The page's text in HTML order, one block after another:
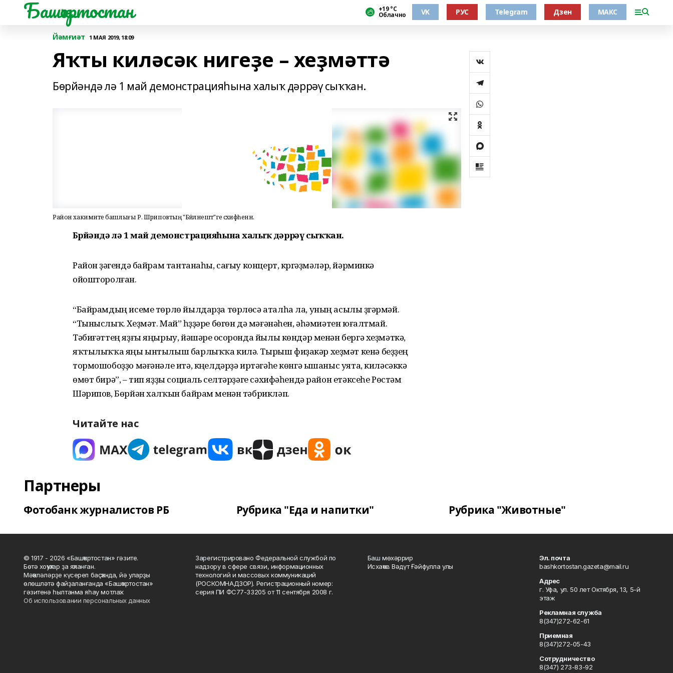
Башҡортостан +19 °С
Облачно VK РУС Telegram Дзен МАКС
Йәмғиәт 1 МАЯ 2019, 18:09
Яҡты киләсәк нигеҙе – хеҙмәттә
Бөрйәндә лә 1 май демонстрацияһына халыҡ дәррәү сыҡҡан.
Район хакимиәте башлығы Р. Шәриповтың "Бәйләнештә"ге сәхифәһенән.
Бөрйәндә лә 1 май демонстрацияһына халыҡ дәррәү сыҡҡан.
Район үҙәгендә байрам тантанаһы, сағыу концерт, күргәҙмәләр, йәрминкә
ойошторолған.
“Байрамдың исеме төрлө йылдарҙа төрлөсә аталһа ла, уның асылы үҙгәрмәй.
“Тыныслыҡ. Хеҙмәт. Май” һүҙҙәре бөгөн дә мәғәнәһен, әһәмиәтен юғалтмай.
Тәбиғәттең яҙғы яңырыу, йәшәреү осоронда йылы көндәр менән бергә хеҙмәткә,
яҡтылыҡҡа яңы ынтылыш барлыҡҡа килә. Тырыш фиҙакәр хеҙмәт кенә беҙҙең
тормошобоҙҙо мәғәнәле итә, күңелдәрҙә иртәгәһе көнгә ышаныс уята, киләсәккә
өмөт бирә”, – тип яҙҙы социаль селтәрҙәге сәхифәһендә район етәксеһе Рөстәм
Шәрипов, Бөрйән халҡын байрам менән тәбрикләп.
Читайте нас
Партнеры
Фотобанк журналистов РБ Рубрика "Еда и напитки" Рубрика "Животные"
© 1917 - 2026 «Башҡортостан» гәзите.
Бөтә хоҡуҡтар ҙа яҡланған.
Мәҡәләләрҙе күсереп баҫҡанда, йә уларҙы
өлөшләтә файҙаланғанда «Башҡортостан»
гәзитенә һылтанма яһау мотлаҡ.
Об использовании персональных данных
Зарегистрировано Федеральной службой по
надзору в сфере связи, информационных
технологий и массовых коммуникаций
(РОСКОМНАДЗОР). Регистрационный номер:
серия ПИ ФС77-33205 от 11 сентября 2008 г.
Баш мөхәррир
Исхаҡов Вәдүт Ғәйфулла улы
Эл. почта
bashkortostan.gazeta@mail.ru
Адрес
г. Уфа, ул. 50 лет Октября, 13, 5-й
этаж
Рекламная служба
8(347)272-62-61
Приемная
8(347)272-05-43
Сотрудничество
8(347) 273-83-92